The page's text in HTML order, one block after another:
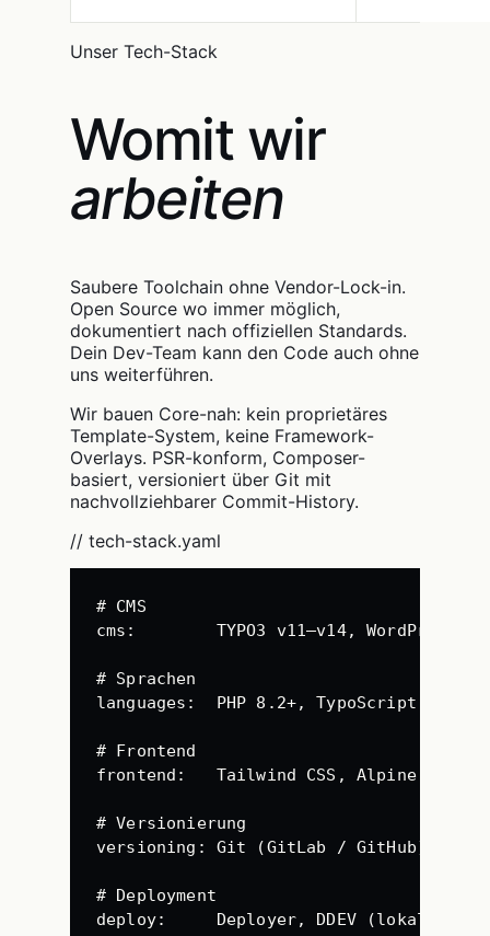
Unser Tech-Stack
Womit wir
arbeiten
Saubere Toolchain ohne Vendor-Lock-in.
Open Source wo immer möglich,
dokumentiert nach offiziellen Standards.
Dein Dev-Team kann den Code auch ohne
uns weiterführen.
Wir bauen Core-nah: kein proprietäres
Template-System, keine Framework-
Overlays. PSR-konform, Composer-
basiert, versioniert über Git mit
nachvollziehbarer Commit-History.
// tech-stack.yaml
# CMS
cms : TYPO3 v11–v14, WordPress,
# Sprachen
languages : PHP 8.2+, TypoScript,
# Frontend
frontend : Tailwind CSS, Alpine.js,
# Versionierung
versioning : Git (GitLab / GitHub),
# Deployment
deploy: Deployer, DDEV (lokal),